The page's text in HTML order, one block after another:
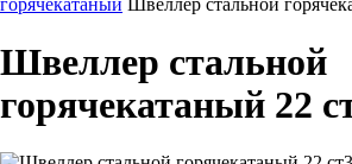
горячекатаный Швеллер стальной
Швеллер стальной
горячекатаный 22